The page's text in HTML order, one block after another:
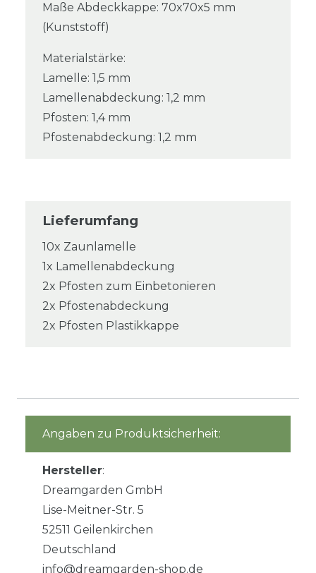
Maße Abdeckkappe: 70x70x5 mm
(Kunststoff)
Materialstärke:
Lamelle: 1,5 mm
Lamellenabdeckung: 1,2 mm
Pfosten: 1,4 mm
Pfostenabdeckung: 1,2 mm
Lieferumfang
10x Zaunlamelle
1x Lamellenabdeckung
2x Pfosten zum Einbetonieren
2x Pfostenabdeckung
2x Pfosten Plastikkappe
Angaben zu Produktsicherheit:
Hersteller:
Dreamgarden GmbH
Lise-Meitner-Str. 5
52511 Geilenkirchen
Deutschland
info@dreamgarden-shop.de